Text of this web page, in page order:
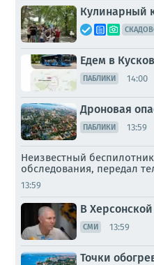
Кулинарный
Едем в
ПАБЛИКИ 14:00
Дроновая
ПАБЛИКИ 13:59
Неизвестный
обследования, передал
13:59
В
СМИ 13:59
Точки